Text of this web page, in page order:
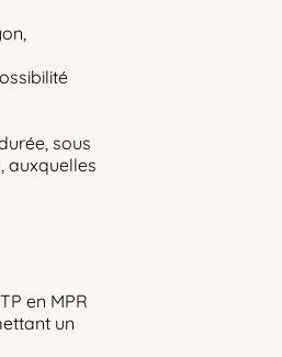
sous
auxquelles
en MPR
un